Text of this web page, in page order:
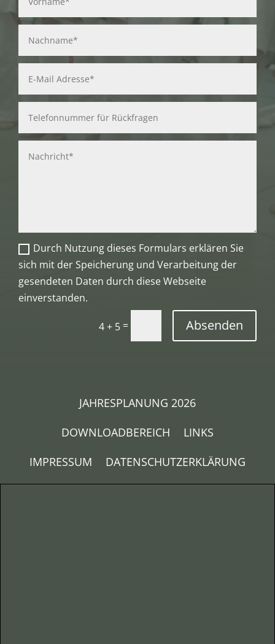
Durch Nutzung dieses Formulars erklären Sie
sich mit der Speicherung und Verarbeitung der
gesendeten Daten durch diese Webseite
einverstanden.
4 + 5 = Absenden
JAHRESPLANUNG 2026
DOWNLOADBEREICH
LINKS
IMPRESSUM
DATENSCHUTZERKLÄRUNG